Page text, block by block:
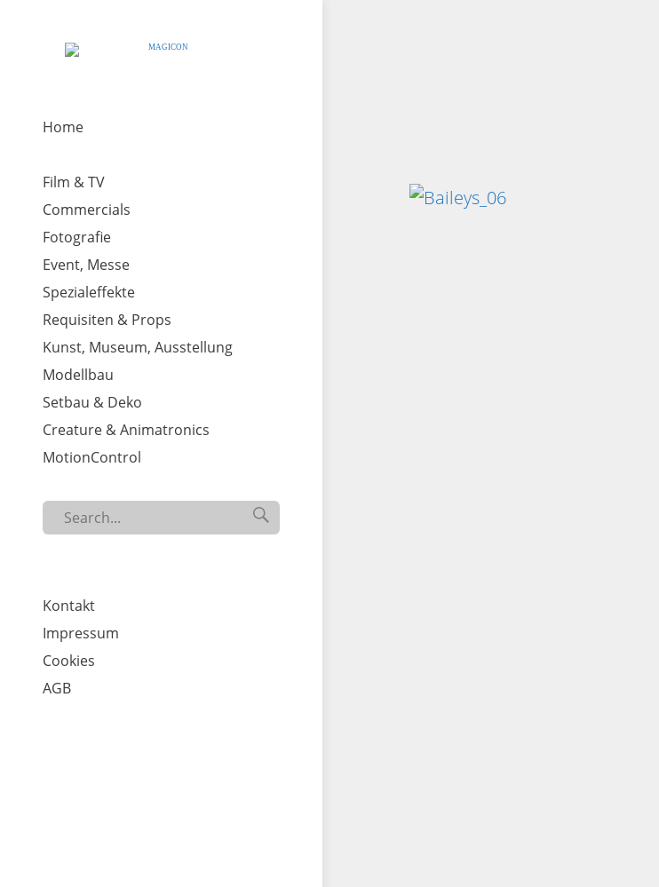
Home
Film & TV
Commercials
Fotografie
Event, Messe
Spezialeffekte
Requisiten & Props
Kunst, Museum, Ausstellung
Modellbau
Setbau & Deko
Creature & Animatronics
MotionControl
Search
for... 
Kontakt
Impressum
Cookies
AGB